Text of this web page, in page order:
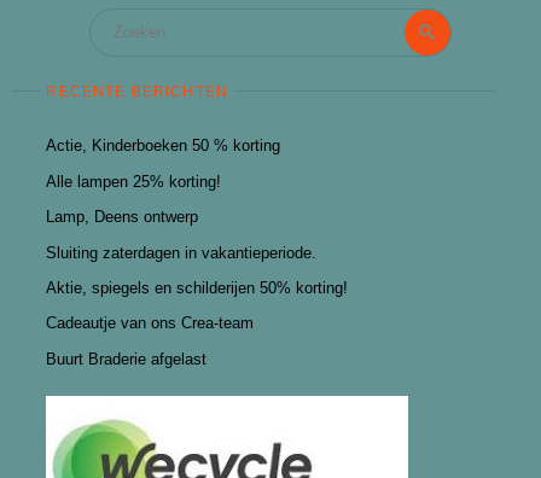
Zoeken
RECENTE BERICHTEN
Actie, Kinderboeken 50 % korting
Alle lampen 25% korting!
Lamp, Deens ontwerp
Sluiting zaterdagen in vakantieperiode.
Aktie, spiegels en schilderijen 50% korting!
Cadeautje van ons Crea-team
Buurt Braderie afgelast